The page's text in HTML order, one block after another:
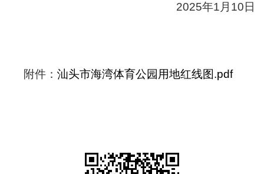
2025年1月10日
附件： 汕头市海湾体育公园用地红线图.pdf